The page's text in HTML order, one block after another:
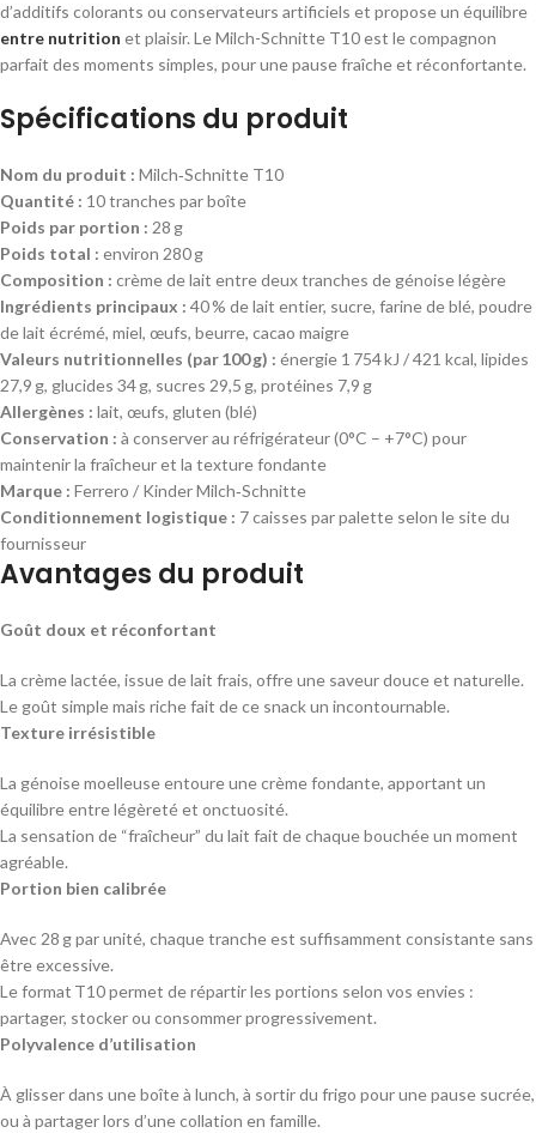
d’additifs colorants ou conservateurs artificiels et propose un équilibre
entre nutrition et plaisir. Le Milch-Schnitte T10 est le compagnon
parfait des moments simples, pour une pause fraîche et réconfortante.
Spécifications du produit
Nom du produit : Milch‑Schnitte T10
Quantité : 10 tranches par boîte
Poids par portion : 28 g
Poids total : environ 280 g
Composition : crème de lait entre deux tranches de génoise légère
Ingrédients principaux : 40 % de lait entier, sucre, farine de blé, poudre
de lait écrémé, miel, œufs, beurre, cacao maigre
Valeurs nutritionnelles (par 100 g) : énergie 1 754 kJ / 421 kcal, lipides
27,9 g, glucides 34 g, sucres 29,5 g, protéines 7,9 g
Allergènes : lait, œufs, gluten (blé)
Conservation : à conserver au réfrigérateur (0°C – +7°C) pour
maintenir la fraîcheur et la texture fondante
Marque : Ferrero / Kinder Milch‑Schnitte
Conditionnement logistique : 7 caisses par palette selon le site du
fournisseur
Avantages du produit
Goût doux et réconfortant
La crème lactée, issue de lait frais, offre une saveur douce et naturelle.
Le goût simple mais riche fait de ce snack un incontournable.
Texture irrésistible
La génoise moelleuse entoure une crème fondante, apportant un
équilibre entre légèreté et onctuosité.
La sensation de “fraîcheur” du lait fait de chaque bouchée un moment
agréable.
Portion bien calibrée
Avec 28 g par unité, chaque tranche est suffisamment consistante sans
être excessive.
Le format T10 permet de répartir les portions selon vos envies :
partager, stocker ou consommer progressivement.
Polyvalence d’utilisation
À glisser dans une boîte à lunch, à sortir du frigo pour une pause sucrée,
ou à partager lors d’une collation en famille.